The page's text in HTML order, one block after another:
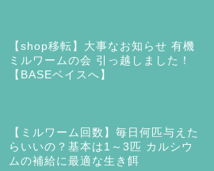
【shop移転】大事なお知らせ 有機
ミルワームの会 引っ越しました！
【BASEベイスへ】
【ミルワーム回数】毎日何匹与えた
らいいの？基本は1～3匹 カルシウ
ムの補給に最適な生き餌